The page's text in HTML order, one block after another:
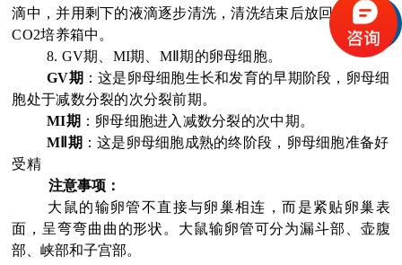
滴中，并用剩下的液滴逐步清洗，清洗结束后放回37℃
CO2培养箱中。
8. GV期、MI期、MⅡ期的卵母细胞。
GV期 ：这是卵母细胞生长和发育的早期阶段，卵母细
胞处于减数分裂的次分裂前期。
MI期 ：卵母细胞进入减数分裂的次中期。
M Ⅱ期 ：这是卵母细胞成熟的终阶段，卵母细胞准备好
受精
注意事项：
大鼠的输卵管不直接与卵巢相连，而是紧贴卵巢表
面，呈弯弯曲曲的形状。大鼠输卵管可分为漏斗部、壶腹
部、峡部和子宫部。